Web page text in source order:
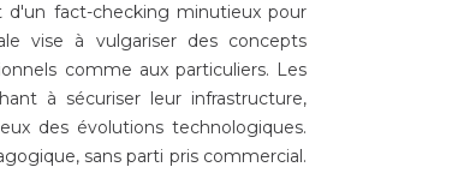
d'un fact-checking minutieux pour
vise à vulgariser des concepts
comme aux particuliers. Les
à sécuriser leur infrastructure,
des évolutions technologiques.
sans parti pris commercial.